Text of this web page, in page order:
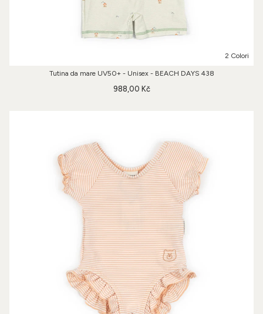
2 Colori
Tutina da mare UV50+ - Unisex - BEACH DAYS 438
988,00 Kč